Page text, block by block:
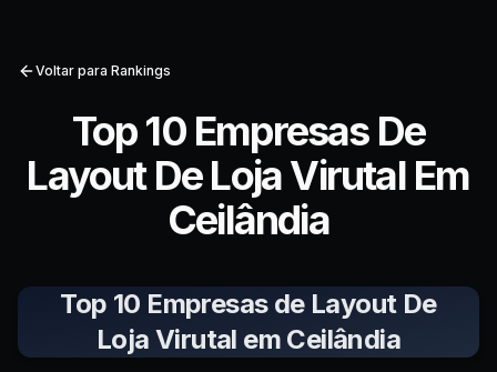
Voltar para Rankings
Top 10 Empresas De
Layout De Loja Virutal Em
Ceilândia
Top 10 Empresas de Layout De
Loja Virutal em Ceilândia